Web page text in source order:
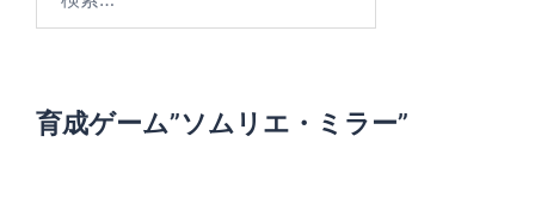
育成ゲーム”ソムリエ・ミラー”